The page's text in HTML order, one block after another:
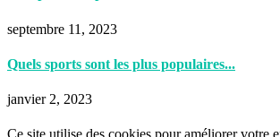
septembre 11, 2023
Quels sports sont les plus populaires...
janvier 2, 2023